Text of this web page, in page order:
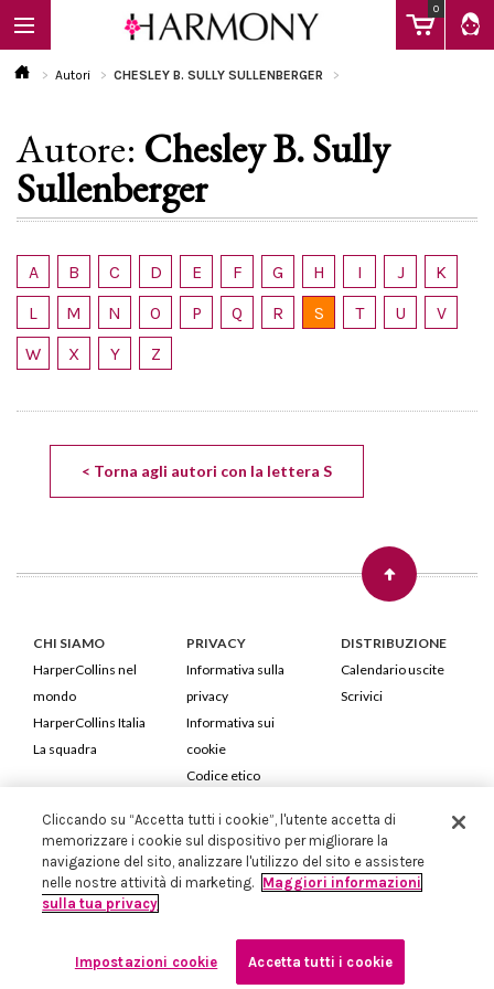
0
EBOOK
LIBRI
Calendario
Autori CHESLEY B. SULLY SULLENBERGER
Autore: Chesley B. Sully
Sullenberger
A B C D E F G H I J
K
L
M N O P Q R S T U
V
W
X Y Z
< Torna agli autori con la lettera S
CHI SIAMO
HarperCollins nel
mondo
HarperCollins Italia
La squadra
PRIVACY
Informativa sulla
privacy
Informativa sui
cookie
Codice etico
DISTRIBUZIONE
Calendario uscite
Scrivici
HarperCollins Italia S.p.A. Viale Monte Nero, 84 - 20135 Milano
Cod. Fiscale e P.IVA 05946780151 - Capitale Sociale 258.250 €
Iscritta in Milano al Registro delle imprese nr.198004 e REA nr.1051898
Cliccando su “Accetta tutti i cookie”, l'utente accetta di
memorizzare i cookie sul dispositivo per migliorare la
navigazione del sito, analizzare l'utilizzo del sito e assistere
nelle nostre attività di marketing. Maggiori informazioni
sulla tua privacy
Impostazioni cookie Accetta tutti i cookie